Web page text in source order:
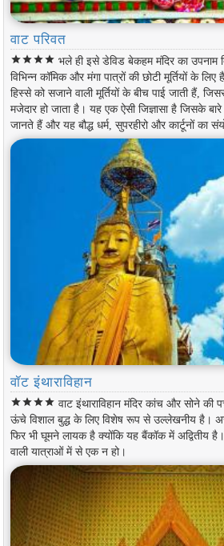
वाट परिवत
starstarstarstar भले ही इसे डेविड बेकहम मंदिर का उपनाम
विभिन्न कॉमिक और मंगा पात्रों की छोटी मूर्तियों के
हिस्से को सजाने वाली मूर्तियों के बीच पाई जाती हैं,
मजेदार हो जाता है। यह एक ऐसी जिज्ञासा है जिसके
जानते हैं और यह बौद्ध धर्म, सुपरहीरो और कार्टूनों का
वॉट इंथाराविहान
starstarstarstar वाट इंथाराविहान मंदिर कांच और सोने की
ऊंचे विशाल बुद्ध के लिए विशेष रूप से उल्लेखनीय है।
फिर भी घूमने लायक है क्योंकि यह बैंकॉक में अद्वितीय
वाली यात्राओं में से एक न हो।